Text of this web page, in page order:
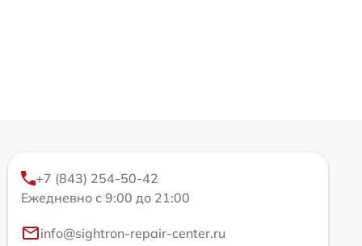
+7 (843) 254-50-42
Ежедневно с 9:00 до 21:00
info@sightron-repair-center.ru